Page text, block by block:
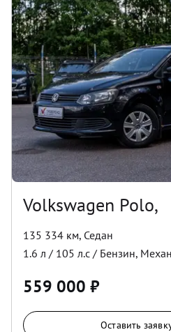
Volkswagen Polo,
135 334 км, Седан
1.6 л / 105 л.с / Бензин,
559 000 ₽
Оставить